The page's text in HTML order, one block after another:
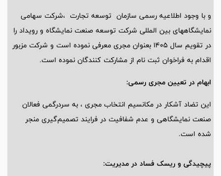
و با وجود اطلاعیه رسمی سازمان توسعه تجارت ،شرکت سهامی
نمایشگاههای بین المللی شرکت توسعه صنعت نمایشگاه و رویداد را
در تقویم سال 1405 بعنوان مجری معرفی نموده است و شرکت مزبور
اقدام به فراخوان ثبت نام از مشارکت کنندگان نموده است.
ابهام در تعیین مجری رسمی:
این تضاد آشکار در مکانسیم انتخاب مجری ، به سردرگمی فعالان
صنعت نمایشگاهی و عدم شفافیت در فرایند تصمیم‌گیری منجر
شده است.
پیچیدگی و ریسک فساد در مدیریت: